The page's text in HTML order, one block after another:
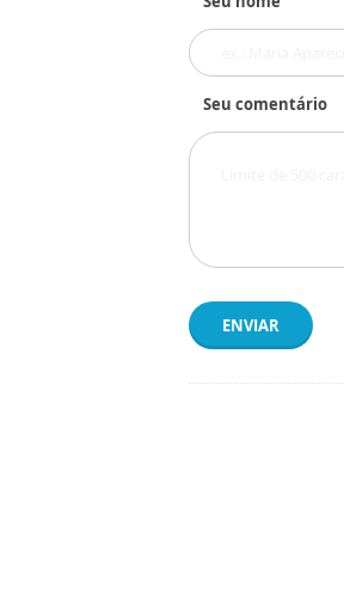
Seu comentário
ENVIAR